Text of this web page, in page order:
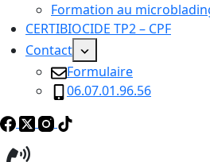
Formation au
CERTIBIOCIDE TP2 – CPF
Contact
Formulaire
06.07.01.96.56